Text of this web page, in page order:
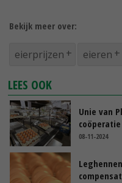
Bekijk meer over:
eierprijzen eieren
LEES OOK
Unie van
08-11-2024